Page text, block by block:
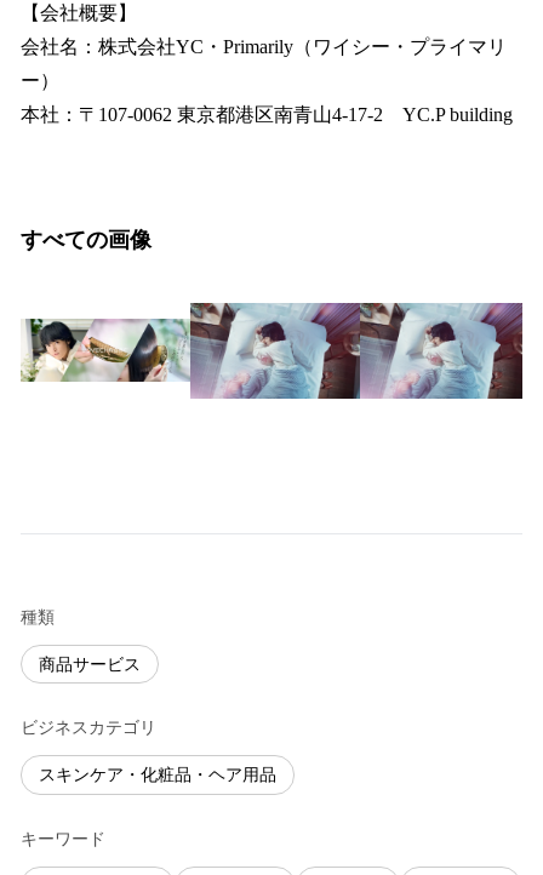
【会社概要】
会社名：株式会社YC・Primarily（ワイシー・プライマリ
ー）
本社：〒107-0062 東京都港区南青山4-17-2 YC.P building
すべての画像
種類
商品サービス
ビジネスカテゴリ
スキンケア・化粧品・ヘア用品
キーワード